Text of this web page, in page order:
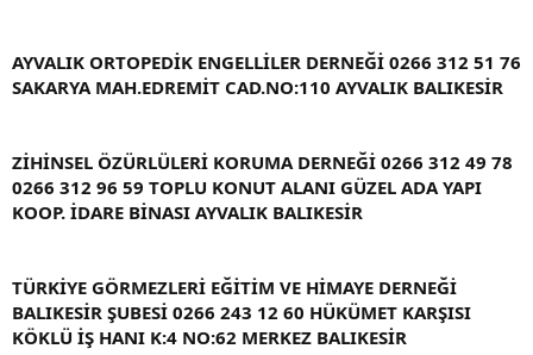
AYVALIK ORTOPEDİK ENGELLİLER DERNEĞİ 0266 312 51 76
SAKARYA MAH.EDREMİT CAD.NO:110 AYVALIK BALIKESİR
ZİHİNSEL ÖZÜRLÜLERİ KORUMA DERNEĞİ 0266 312 49 78
0266 312 96 59 TOPLU KONUT ALANI GÜZEL ADA YAPI
KOOP. İDARE BİNASI AYVALIK BALIKESİR
TÜRKİYE GÖRMEZLERİ EĞİTİM VE HİMAYE DERNEĞİ
BALIKESİR ŞUBESİ 0266 243 12 60 HÜKÜMET KARŞISI
KÖKLÜ İŞ HANI K:4 NO:62 MERKEZ BALIKESİR